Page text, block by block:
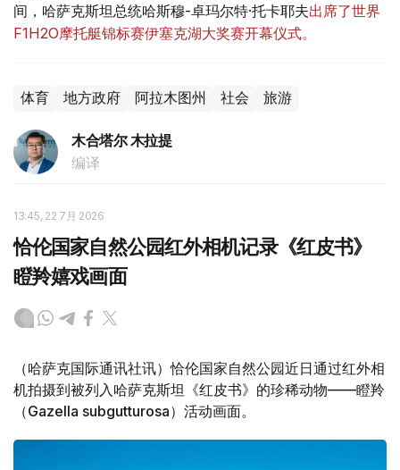
间，哈萨克斯坦总统哈斯穆-卓玛尔特·托卡耶夫出席了世界
F1H2O摩托艇锦标赛伊塞克湖大奖赛开幕仪式。
体育 地方政府 阿拉木图州 社会 旅游
木合塔尔 木拉提
编译
13:45, 22 7月 2026
恰伦国家自然公园红外相机记录《红皮书》
瞪羚嬉戏画面
（哈萨克国际通讯社讯）恰伦国家自然公园近日通过红外相
机拍摄到被列入哈萨克斯坦《红皮书》的珍稀动物——瞪羚
（Gazella subgutturosa）活动画面。